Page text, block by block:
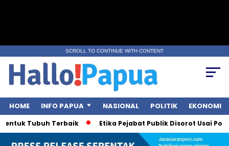
SCROLL TO CONTINUE WITH CONTENT
HOME INFO PAPUA NASIONAL POLITIK EKONOMI
Terbaik Etika Pejabat Publik Disorot Usai Polemik